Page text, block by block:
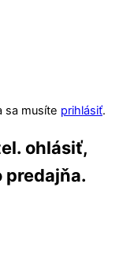
sa musíte prihlásiť.
ohlásiť,